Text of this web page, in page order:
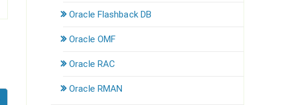
Oracle Flashback DB
Oracle OMF
Oracle RAC
Oracle RMAN